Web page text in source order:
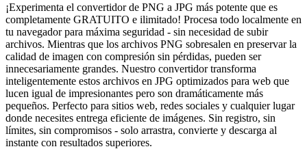
¡Experimenta el convertidor de PNG a JPG más potente que es
completamente GRATUITO e ilimitado! Procesa todo localmente en
tu navegador para máxima seguridad - sin necesidad de subir
archivos. Mientras que los archivos PNG sobresalen en preservar la
calidad de imagen con compresión sin pérdidas, pueden ser
innecesariamente grandes. Nuestro convertidor transforma
inteligentemente estos archivos en JPG optimizados para web que
lucen igual de impresionantes pero son dramáticamente más
pequeños. Perfecto para sitios web, redes sociales y cualquier lugar
donde necesites entrega eficiente de imágenes. Sin registro, sin
límites, sin compromisos - solo arrastra, convierte y descarga al
instante con resultados superiores.